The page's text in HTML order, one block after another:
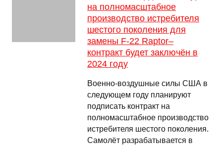
на полномасштабное
производство истребителя
шестого поколения для
замены F-22 Raptor–
контракт будет заключён в
2024 году
Военно-воздушные силы США в
следующем году планируют
подписать контракт на
полномасштабное производство
истребителя шестого поколения.
Самолёт разрабатывается в